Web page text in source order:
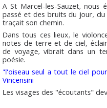
A St Marcel-les-Sauzet, nous
passé et des bruits du jour,
traçait son chemin.
Dans tous ces lieux, le
notes de terre et de ciel,
de voyage, vibrait dans un
poésie.
"l'oiseau seul a tout le ciel
Vincensini
Les visages des "écoutants"